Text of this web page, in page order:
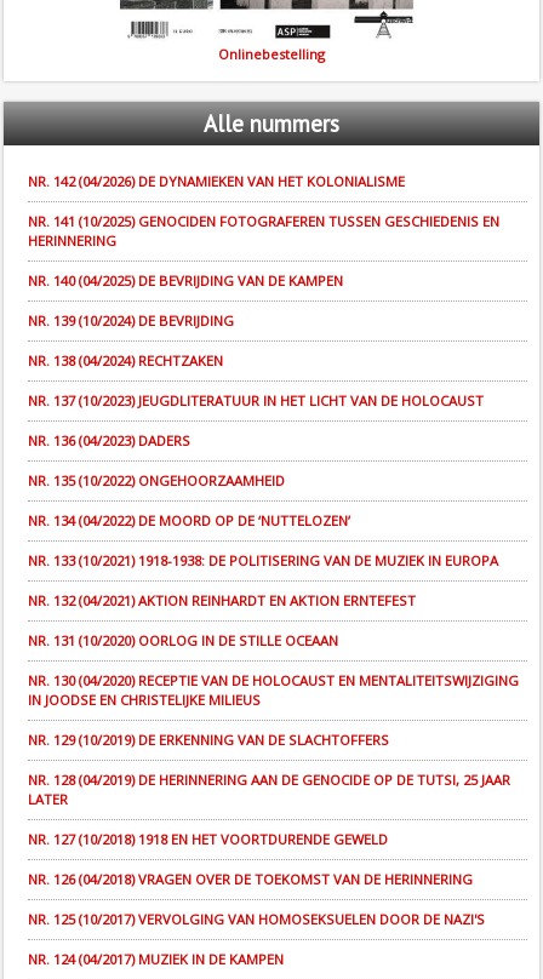
Onlinebestelling
Allenummers
NR. 142 (04/2026) DE DYNAMIEKEN VAN HET KOLONIALISME
NR. 141 (10/2025) GENOCIDEN FOTOGRAFEREN TUSSEN GESCHIEDENIS EN
HERINNERING
NR. 140 (04/2025) DE BEVRIJDING VAN DE KAMPEN
NR. 139 (10/2024) DE BEVRIJDING
NR. 138 (04/2024) RECHTZAKEN
NR. 137 (10/2023) JEUGDLITERATUUR IN HET LICHT VAN DE HOLOCAUST
NR. 136 (04/2023) DADERS
NR. 135 (10/2022) ONGEHOORZAAMHEID
NR. 134 (04/2022) DE MOORD OP DE ‘NUTTELOZEN’
NR. 133 (10/2021) 1918-1938: DE POLITISERING VAN DE MUZIEK IN EUROPA
NR. 132 (04/2021) AKTION REINHARDT EN AKTION ERNTEFEST
NR. 131 (10/2020) OORLOG IN DE STILLE OCEAAN
NR. 130 (04/2020) RECEPTIE VAN DE HOLOCAUST EN MENTALITEITSWIJZIGING
IN JOODSE EN CHRISTELIJKE MILIEUS
NR. 129 (10/2019) DE ERKENNING VAN DE SLACHTOFFERS
NR. 128 (04/2019) DE HERINNERING AAN DE GENOCIDE OP DE TUTSI, 25 JAAR
LATER
NR. 127 (10/2018) 1918 EN HET VOORTDURENDE GEWELD
NR. 126 (04/2018) VRAGEN OVER DE TOEKOMST VAN DE HERINNERING
NR. 125 (10/2017) VERVOLGING VAN HOMOSEKSUELEN DOOR DE NAZI'S
NR. 124 (04/2017) MUZIEK IN DE KAMPEN